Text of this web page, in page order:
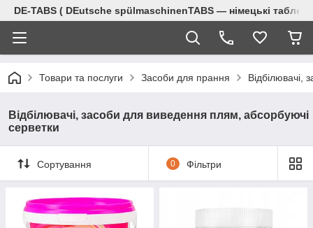
DE-TABS ( DEutsche spülmaschinenTABS ― німецькі
Товари та послуги Засоби для прання Відбілювачі,
Відбілювачі, засоби для виведення плям, абсорбуючі
серветки
Сортування 0 Фільтри